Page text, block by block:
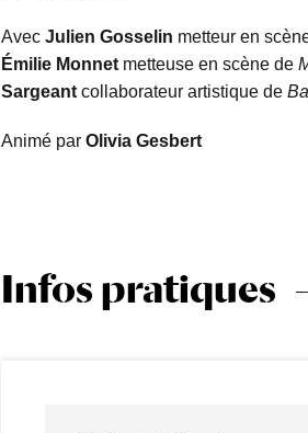
Avec Julien Gosselin metteur en
Émilie Monnetmetteuse en scène de
Sargeantcollaborateur artistique de
Animé par Olivia Gesbert
Infos pratiques